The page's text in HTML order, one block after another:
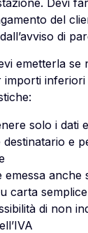
del
di
emetterla se
importi
solo i dati
destinatario e
emessa anche
carta semplice
di non